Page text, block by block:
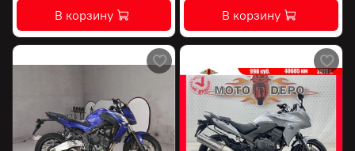
В корзину В корзину